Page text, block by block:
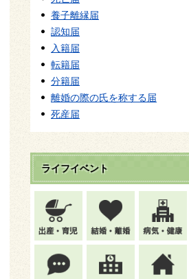
養子離縁届
認知届
入籍届
転籍届
分籍届
離婚の際の氏を称する届
死産届
ライフイベント